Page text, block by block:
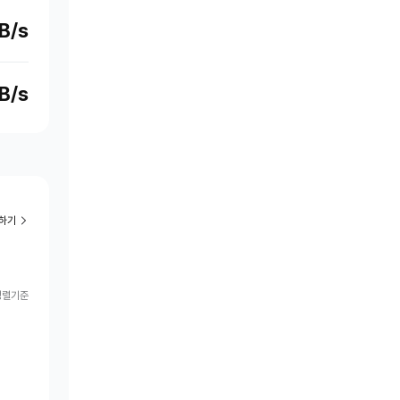
s
s
기
기준